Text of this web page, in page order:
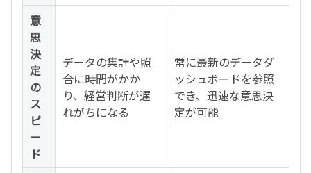
意
思
決
定
の
ス
ピ
ー
ド
データの集計や照
合に時間がかか
り、経営判断が遅
れがちになる
常に最新のデータダ
ッシュボードを参照
でき、迅速な意思決
定が可能